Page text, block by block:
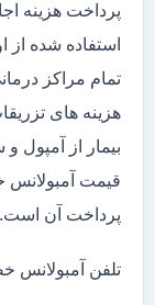
پرداخت هزینه
استفاده شده از
تمام مراکز
هزینه های
بیمار از آمپول
قیمت
پرداخت آن است.
تلفن